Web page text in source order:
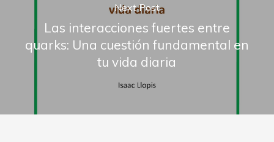
Next Post
Las interacciones fuertes entre
quarks: Una cuestión fundamental en
tu vida diaria